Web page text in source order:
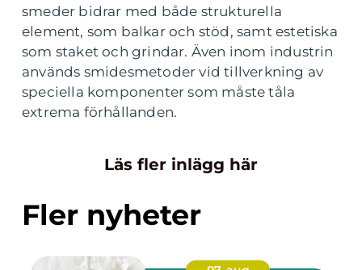
smeder bidrar med både strukturella
element, som balkar och stöd, samt estetiska
som staket och grindar. Även inom industrin
används smidesmetoder vid tillverkning av
speciella komponenter som måste tåla
extrema förhållanden.
Läs fler inlägg här
Fler nyheter